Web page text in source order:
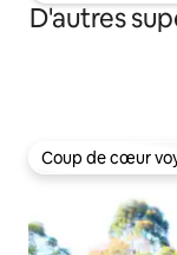
D'autres
Coup de cœur
Coup de cœur